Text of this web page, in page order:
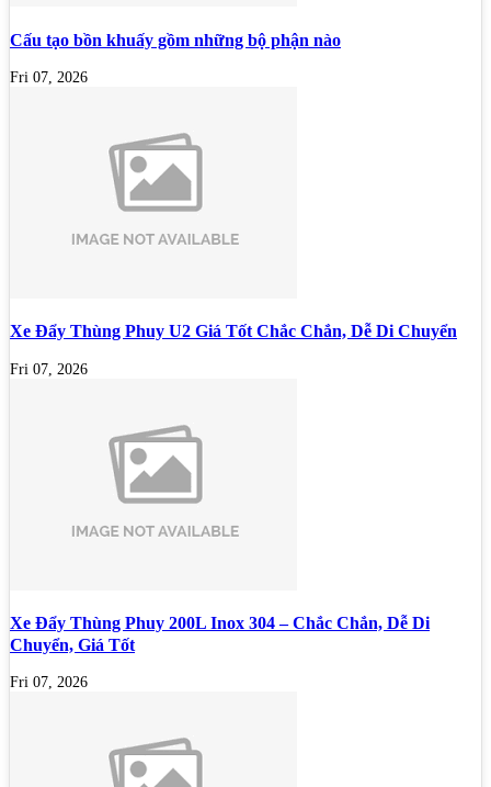
Cấu tạo bồn khuấy gồm những bộ phận nào
Fri 07, 2026
Xe Đẩy Thùng Phuy U2 Giá Tốt Chắc Chắn, Dễ Di Chuyển
Fri 07, 2026
Xe Đẩy Thùng Phuy 200L Inox 304 – Chắc Chắn, Dễ Di
Chuyển, Giá Tốt
Fri 07, 2026